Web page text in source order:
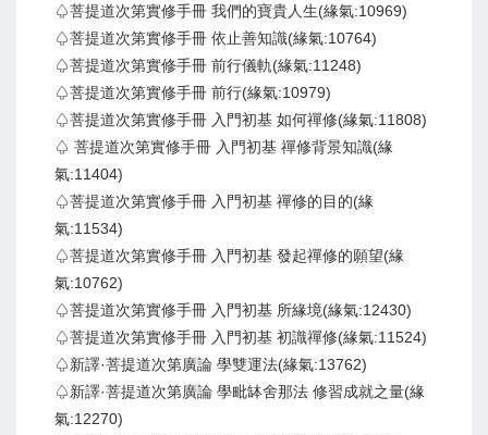
♤菩提道次第實修手冊 我們的寶貴人生(緣氣:10969)
♤菩提道次第實修手冊 依止善知識(緣氣:10764)
♤菩提道次第實修手冊 前行儀軌(緣氣:11248)
♤菩提道次第實修手冊 前行(緣氣:10979)
♤菩提道次第實修手冊 入門初基 如何禪修(緣氣:11808)
♤ 菩提道次第實修手冊 入門初基 禪修背景知識(緣
氣:11404)
♤菩提道次第實修手冊 入門初基 禪修的目的(緣
氣:11534)
♤菩提道次第實修手冊 入門初基 發起禪修的願望(緣
氣:10762)
♤菩提道次第實修手冊 入門初基 所緣境(緣氣:12430)
♤菩提道次第實修手冊 入門初基 初識禪修(緣氣:11524)
♤新譯·菩提道次第廣論 學雙運法(緣氣:13762)
♤新譯·菩提道次第廣論 學毗缽舍那法 修習成就之量(緣
氣:12270)